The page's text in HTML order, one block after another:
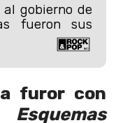
gobierno de
fueron sus
furor con
Esquemas